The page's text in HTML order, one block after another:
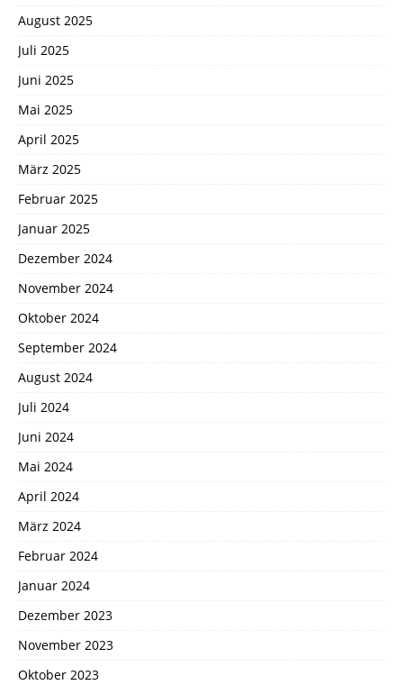
August 2025
Juli 2025
Juni 2025
Mai 2025
April 2025
März 2025
Februar 2025
Januar 2025
Dezember 2024
November 2024
Oktober 2024
September 2024
August 2024
Juli 2024
Juni 2024
Mai 2024
April 2024
März 2024
Februar 2024
Januar 2024
Dezember 2023
November 2023
Oktober 2023